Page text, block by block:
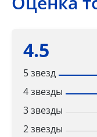
4.5
5 звезд
4 звезды
3 звезды
2 звезды